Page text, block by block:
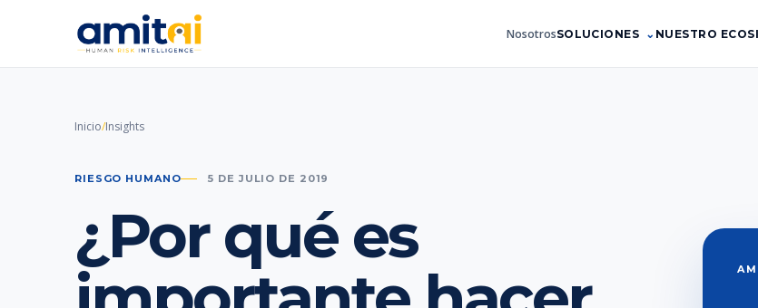
NosotrosSOLUCIONES NUESTRO
Inicio/Insights
RIESGO HUMANO 5 DE JULIO DE 2019
¿Por qué es